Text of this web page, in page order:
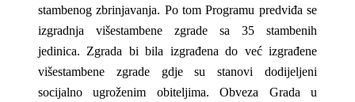
stambenog zbrinjavanja. Po tom Programu predviđa se
izgradnja višestambene zgrade sa 35 stambenih
jedinica. Zgrada bi bila izgrađena do već izgrađene
višestambene zgrade gdje su stanovi dodijeljeni
socijalno ugroženim obiteljima. Obveza Grada u